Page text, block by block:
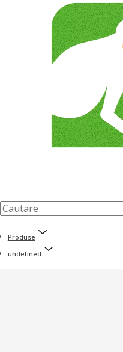
Produse
undefined